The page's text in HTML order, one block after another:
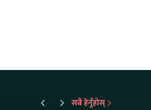
सबै हेर्नुहोस्